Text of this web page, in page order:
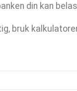
din kan
bruk